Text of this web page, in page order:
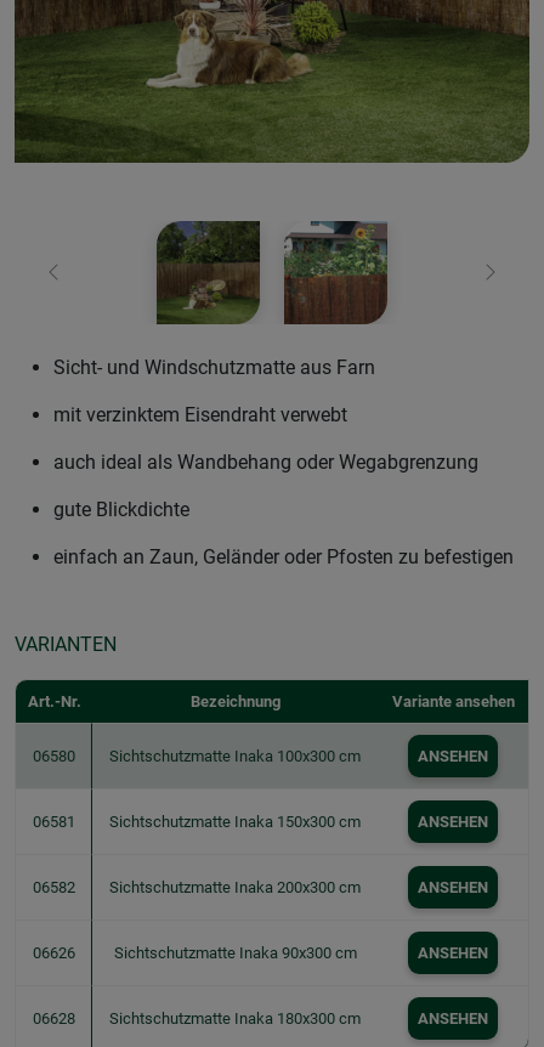
Zurück Weiter
Sicht- und Windschutzmatte aus Farn
mit verzinktem Eisendraht verwebt
auch ideal als Wandbehang oder Wegabgrenzung
gute Blickdichte
einfach an Zaun, Geländer oder Pfosten zu befestigen
VARIANTEN
Art.-Nr. Bezeichnung Variante ansehen
06580 Sichtschutzmatte Inaka 100x300 cm ANSEHEN
06581 Sichtschutzmatte Inaka 150x300 cm ANSEHEN
06582 Sichtschutzmatte Inaka 200x300 cm ANSEHEN
06626 Sichtschutzmatte Inaka 90x300 cm ANSEHEN
06628 Sichtschutzmatte Inaka 180x300 cm ANSEHEN